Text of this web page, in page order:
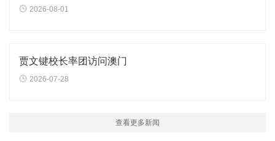
2026-08-01
贾文键校长率团访问澳门
2026-07-28
查看更多新闻